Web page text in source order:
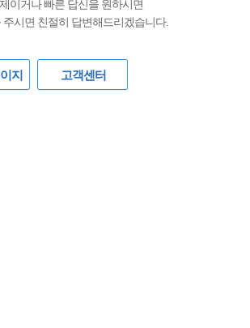
이거나 빠른 답신을 원하시면
주시면 친절히 답변해드리겠습니다.
지 고객센터